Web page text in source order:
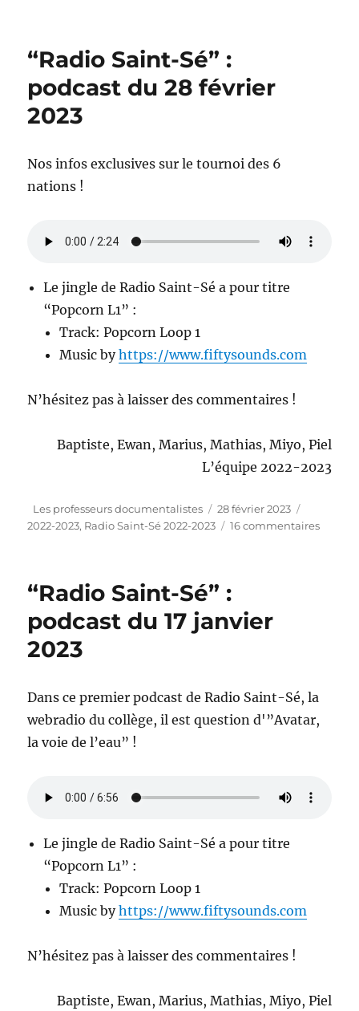
“Radio Saint-Sé” :
podcast du 28 février
2023
Nos infos exclusives sur le tournoi des 6
nations !
Le jingle de Radio Saint-Sé a pour titre
“Popcorn L1” :
Track: Popcorn Loop 1
Music byhttps://www.fiftysounds.com
N’hésitez pas à laisser des commentaires !
Baptiste, Ewan, Marius, Mathias, Miyo, Piel
L’équipe 2022-2023
Auteur
Les professeurs documentalistes
Publié
le
28 février 2023
2022-2023, Radio Saint-Sé 2022-2023 16 commentairessur
“Radio Saint-Sé” :
podcast du 17 janvier
2023
Dans ce premier podcast de Radio Saint-Sé, la
webradio du collège, il est question d'”Avatar,
la voie de l’eau” !
Le jingle de Radio Saint-Sé a pour titre
“Popcorn L1” :
Track: Popcorn Loop 1
Music byhttps://www.fiftysounds.com
N’hésitez pas à laisser des commentaires !
Baptiste, Ewan, Marius, Mathias, Miyo, Piel